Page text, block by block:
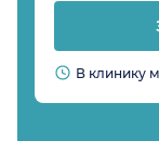
В клинику